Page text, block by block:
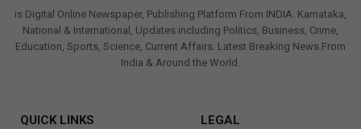
is Digital Online Newspaper, Publishing Platform From INDIA. Karnataka,
National & International, Updates including Politics, Business, Crime,
Education, Sports, Science, Current Affairs. Latest Breaking News From
India & Around the World.
QUICK LINKS LEGAL